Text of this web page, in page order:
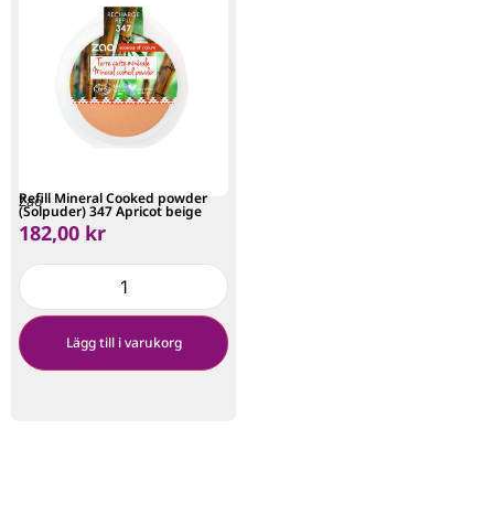
Zao
Refill Mineral Cooked powder
(Solpuder) 347 Apricot beige
182,00 kr
Lägg till i varukorg